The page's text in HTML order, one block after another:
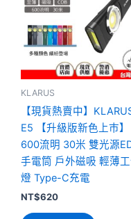
KLARUS
【現貨熱賣中】
E5 【升級版新色上巿】
600流明 30米 雙光源
手電筒 戶外磁吸 輕薄
燈 Type-C充電
NT$620
有
多
種
款
式。
在
產
品
頁